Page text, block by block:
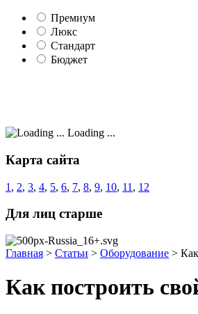
Премиум
Люкс
Стандарт
Бюджет
Loading ...
Карта сайта
1 , 2, 3, 4, 5, 6, 7, 8, 9, 10, 11 , 12
Для лиц старше
Главная > Статьи > Оборудование >
Как построить